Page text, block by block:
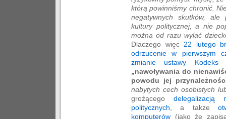
którą powinniśmy chronić.
negatywnych skutków,
kultury politycznej, a nie
można od razu wylać
Dlaczego więc 22 lutego
odrzucenie w pierwszym
zmianie ustawy Kodeks
„nawoływania do
powodu jej
nabytych cech osobistych
grożącego
politycznych , a także
komputerów (jako że